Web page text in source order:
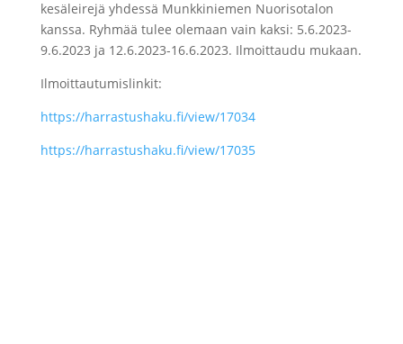
kesäleirejä yhdessä Munkkiniemen Nuorisotalon
kanssa. Ryhmää tulee olemaan vain kaksi: 5.6.2023-
9.6.2023 ja 12.6.2023-16.6.2023. Ilmoittaudu mukaan.
Ilmoittautumislinkit:
https://harrastushaku.fi/view/17034
https://harrastushaku.fi/view/17035